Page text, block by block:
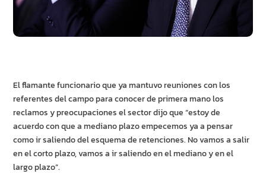
El flamante funcionario que ya mantuvo reuniones con los
referentes del campo para conocer de primera mano los
reclamos y preocupaciones el sector dijo que “estoy de
acuerdo con que a mediano plazo empecemos ya a pensar
como ir saliendo del esquema de retenciones. No vamos a salir
en el corto plazo, vamos a ir saliendo en el mediano y en el
largo plazo”.